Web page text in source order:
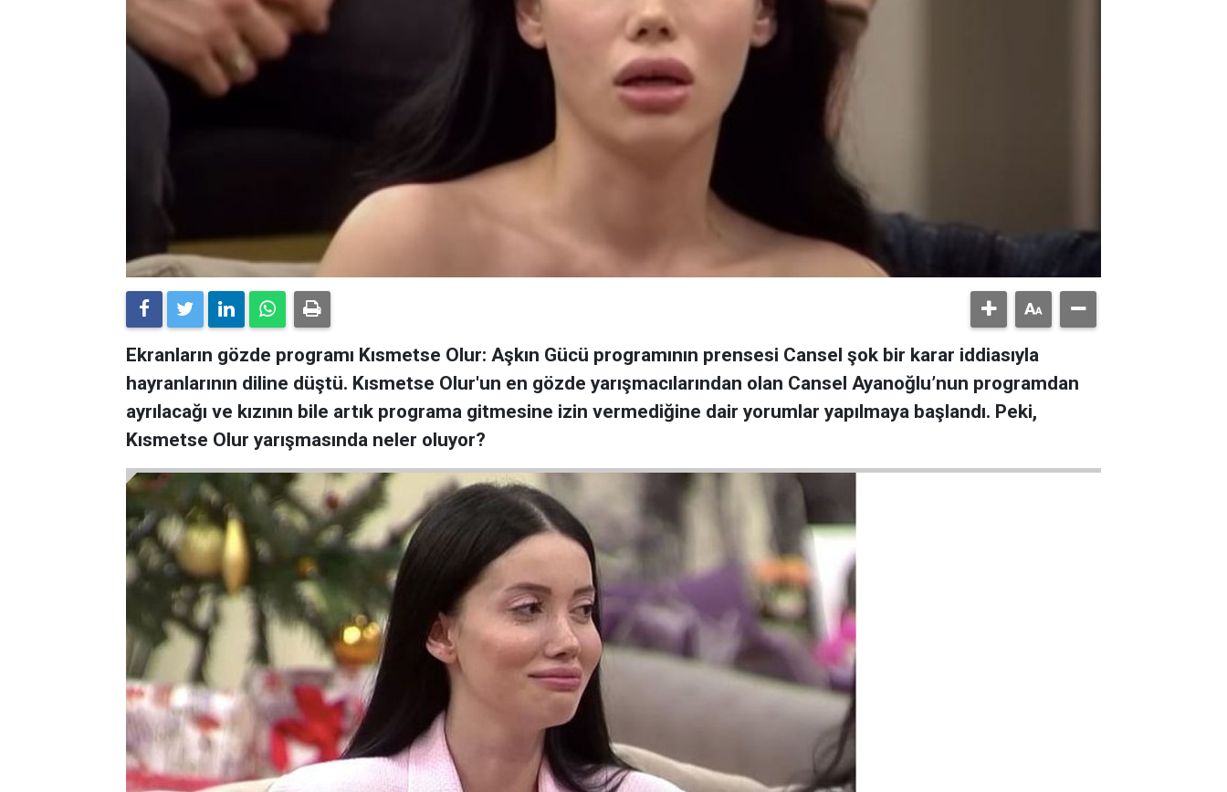
Ekranların gözde programı Kısmetse Olur: Aşkın Gücü programının prensesi Cansel şok bir karar iddiasıyla
hayranlarının diline düştü. Kısmetse Olur'un en gözde yarışmacılarından olan Cansel Ayanoğlu’nun programdan
ayrılacağı ve kızının bile artık programa gitmesine izin vermediğine dair yorumlar yapılmaya başlandı. Peki,
Kısmetse Olur yarışmasında neler oluyor?